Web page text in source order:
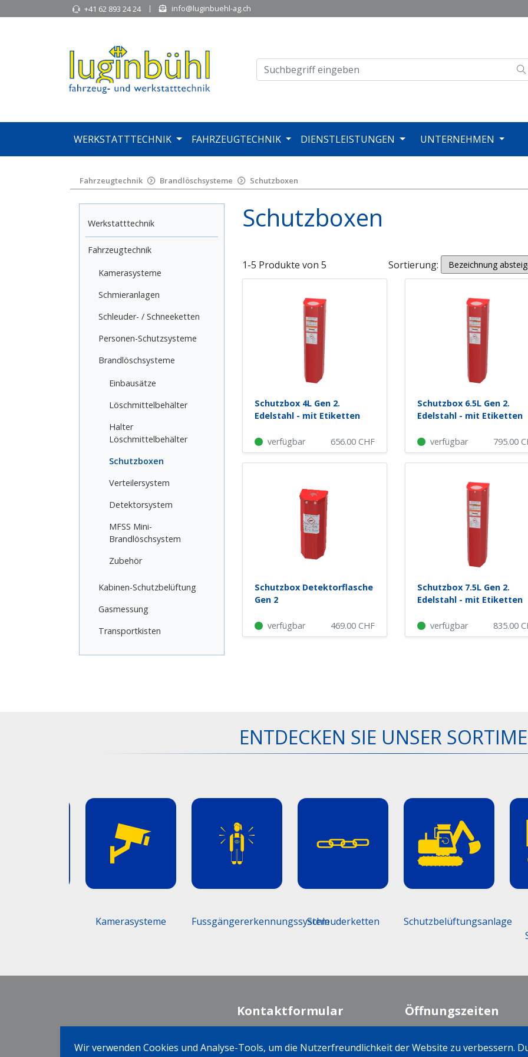
Wir verwenden Cookies und Analyse-Tools, um die Nutzerfreundlichkeit der Website zu verbessern.
+41 62 893 24 24 info@luginbuehl-ag.ch
WERKSTATTTECHNIK FAHRZEUGTECHNIK DIENSTLEISTUNGEN UNTERNEHMEN
Fahrzeugtechnik Brandlöschsysteme Schutzboxen
Werkstatttechnik
Fahrzeugtechnik
Kamerasysteme
Schmieranlagen
Schleuder- / Schneeketten
Personen-Schutzsysteme
Brandlöschsysteme
Einbausätze
Löschmittelbehälter
Halter
Löschmittelbehälter
Schutzboxen
Verteilersystem
Detektorsystem
MFSS Mini-
Brandlöschsystem
Zubehör
Kabinen-Schutzbelüftung
Gasmessung
Transportkisten
Schutzboxen
1-5 Produkte von 5 Sortierung:
Schutzbox 4L Gen 2.
Edelstahl - mit Etiketten
verfügbar 656.00 CHF
Schutzbox 6.5L Gen 2.
Edelstahl - mit Etiketten
verfügbar 795.00
Schutzbox Detektorflasche
Gen 2
verfügbar 469.00 CHF
Schutzbox 7.5L Gen 2.
Edelstahl - mit Etiketten
verfügbar 835.00
ENTDECKEN SIE UNSER
Kamerasysteme FussgängererkennungssystemSchleuderketten Schutzbelüftungsanlage
Kontaktformular Öffnungszeiten
Montag-Freitag
13:15 - 17:15 Uhr